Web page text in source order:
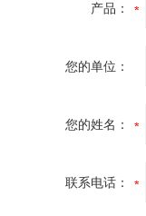
产品：
您的单位：
您的姓名：
联系电话：